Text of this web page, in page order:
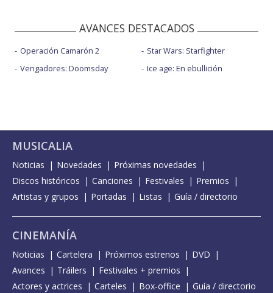
AVANCES DESTACADOS
Operación Camarón 2
Vengadores: Doomsday
Star Wars: Starfighter
Ice age: En ebullición
MUSICALIA
Noticias Novedades
Próximas novedades
Discos históricos
Canciones Festivales
Premios
Artistas y grupos
Portadas Listas Guía / directorio
CINEMANÍA
Noticias Cartelera Próximos estrenos
DVD
Avances
Tráilers
Festivales + premios
Actores y actrices
Carteles Box-office Guía / directorio